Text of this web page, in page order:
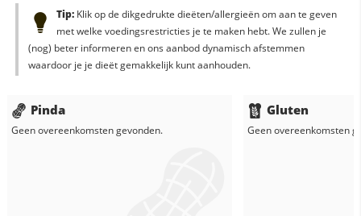
Tip:Klik op de dikgedrukte dieëten/allergieën om aan te geven
met welke voedingsrestricties je te maken hebt. We zullen je
(nog) beter informeren en ons aanbod dynamisch afstemmen
waardoor je je dieët gemakkelijk kunt aanhouden.
Pinda
Geen overeenkomsten gevonden.
Gluten
Geen overeenkomsten